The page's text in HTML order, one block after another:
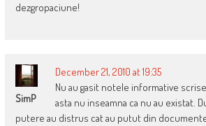
dezgropaciune!
SimP
December 21, 2010 at 19:35
Nu au gasit notele informative
asta nu inseamna ca nu au existat.
putere au distrus cat au putut din